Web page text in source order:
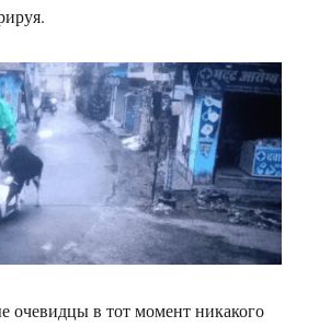
очевидцы в тот момент никакого